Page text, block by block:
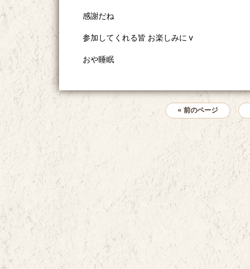
感謝だね
参加してくれる皆 お楽しみに v
おや睡眠
« 前のページ